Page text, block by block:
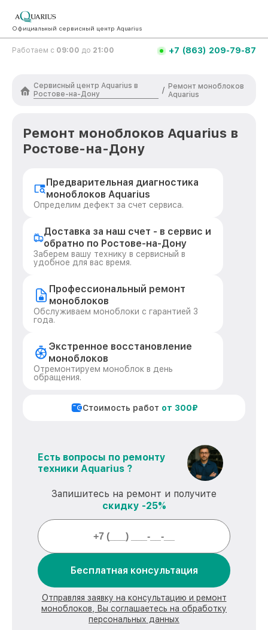
Официальный сервисный центр Aquarius
Работаем с 09:00 до 21:00 +7 (863) 209-79-87
Сервисный центр Aquarius в
Ростове-на-Дону
/ Ремонт моноблоков
Aquarius
Ремонт моноблоков Aquarius в
Ростове-на-Дону
Предварительная диагностика
моноблоков Aquarius
Определим дефект за счет сервиса.
Доставка за наш счет - в сервис и
обратно по Ростове-на-Дону
Заберем вашу технику в сервисный в
удобное для вас время.
Профессиональный ремонт
моноблоков
Обслуживаем моноблоки с гарантией 3
года.
Экстренное восстановление
моноблоков
Отремонтируем моноблок в день
обращения.
Стоимость работ от 300₽
Есть вопросы по ремонту
техники Aquarius ?
Запишитесь на ремонт и получите
скидку -25%
Бесплатная консультация
Отправляя заявку на консультацию и ремонт
моноблоков, Вы соглашаетесь на обработку
персональных данных